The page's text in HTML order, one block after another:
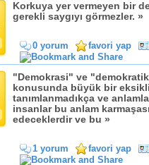
Korkuya yer vermeyen bir
gerekli saygıyı görmezler. »
0 yorum favori yap
"Demokrasi" ve "demokratik
konusunda büyük bir
tanımlanmadıkça ve
insanlar bu anlam
edeceklerdir ve bu »
1 yorum favori yap